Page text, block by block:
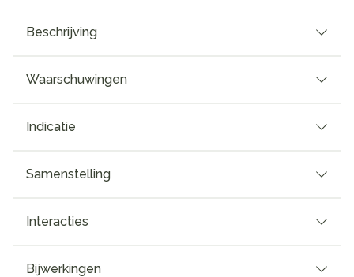
Beschrijving
Waarschuwingen
Indicatie
Samenstelling
Interacties
Bijwerkingen